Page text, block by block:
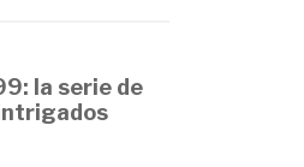
la serie de